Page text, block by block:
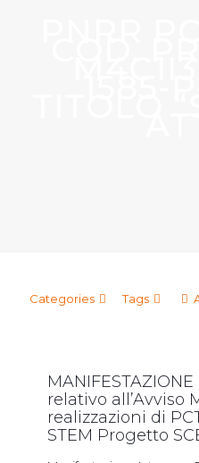
Categories Tags
MANIFESTAZIONE
relativo all’Avviso
realizzazioni di
STEM Progetto